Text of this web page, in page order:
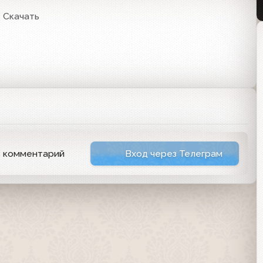
Скачать
комментарий Вход через Телеграм